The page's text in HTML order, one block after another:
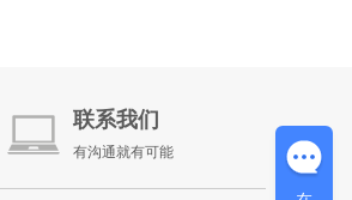
联系我们
有沟通就有可能